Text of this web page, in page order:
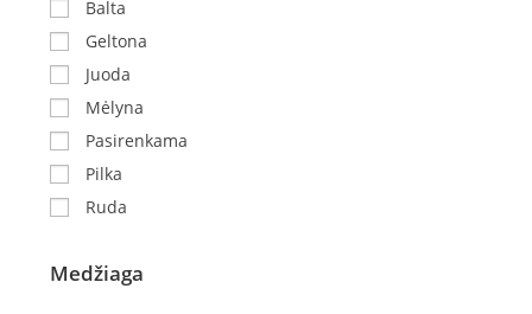
Balta
Geltona
Juoda
Mėlyna
Pasirenkama
Pilka
Ruda
Medžiaga